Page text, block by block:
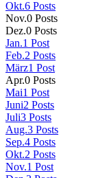
Okt.6 Posts
Nov.0 Posts
Dez.0 Posts
Jan.1 Post
Feb.2 Posts
März1 Post
Apr.0 Posts
Mai1 Post
Juni2 Posts
Juli3 Posts
Aug.3 Posts
Sep.4 Posts
Okt.2 Posts
Nov.1 Post